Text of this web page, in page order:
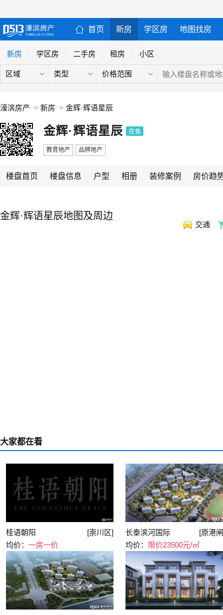
首页 新房 学区房 地图找房
新房 学区房 二手房 租房 小区
区域 类型 价格范围
濠滨房产 > 新房 > 金辉·辉语星辰
金辉·辉语星辰
教育地产 品牌地产
楼盘首页 楼盘信息 户型 相册 装修案例 房价趋
金辉·辉语星辰地图及周边
交通
大家都在看
[崇川区]
桂语朝阳
均价： 一房一价
[原港
长泰滨河国际
均价：
限价23500元/㎡